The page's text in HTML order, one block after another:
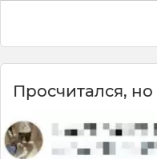
Просчитался, но